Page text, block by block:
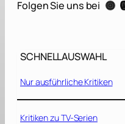
g
m
e
t
z
Folgen Sie uns bei Instagram Mastodon
SCHNELLAUSWAHL
Nur ausführliche Kritiken
Kritiken zu TV-Serien